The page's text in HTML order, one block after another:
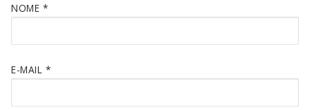
NOME *
E-MAIL *